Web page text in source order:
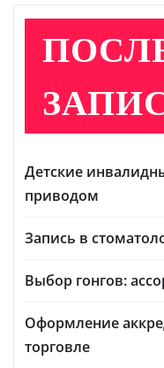
Детские
приводом
Запись в
Выбор гонгов:
Оформление
торговле